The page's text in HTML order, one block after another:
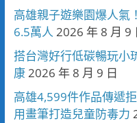
高雄親子遊樂園爆人
6.5萬人 2026 年 8 月 9
搭台灣好行低碳暢玩小
康2026 年 8 月 9 日
高雄4,599件作品傳遞
用畫筆打造兒童防毒力